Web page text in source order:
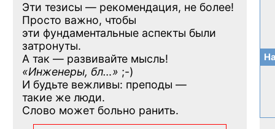
Эти тезисы — рекомендация, не более!
Просто важно, чтобы
эти фундаментальные аспекты были
затронуты.
А так — развивайте мысль!
«Инженеры, бл…» ;-)
И будьте вежливы: преподы —
такие же люди.
Слово может больно ранить.